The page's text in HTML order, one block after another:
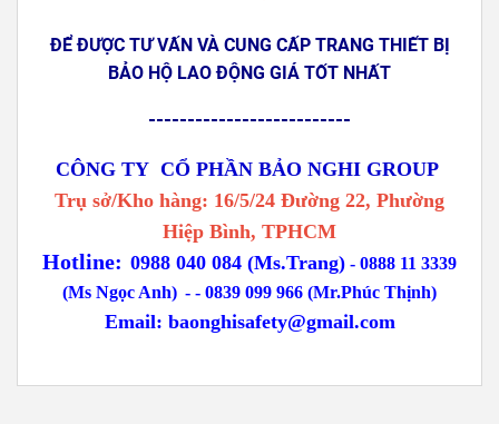
ĐỂ ĐƯỢC TƯ VẤN VÀ CUNG CẤP TRANG THIẾT BỊ
BẢO HỘ LAO ĐỘNG GIÁ TỐT NHẤT
--------------------------
CÔNG TY CỔ PHẦN BẢO NGHI GROUP
Trụ sở/Kho hàng: 16/5/24 Đường 22, Phường
Hiệp Bình, TPHCM
Hotline: 0988 040 084 (Ms.Trang) - 0888 11 3339
(Ms Ngọc Anh) - - 0839 099 966 (Mr.Phúc Thịnh)
Email: baonghisafety@gmail.com